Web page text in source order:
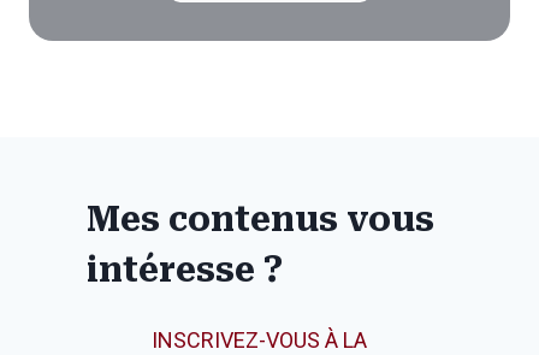
Mes contenus vous
intéresse ?
INSCRIVEZ-VOUS À LA